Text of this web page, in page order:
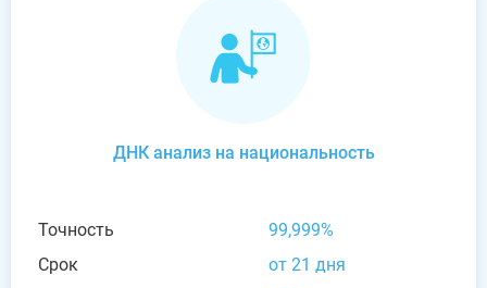
ДНК анализ на национальность
Точность
99,999%
Срок
от 21 дня